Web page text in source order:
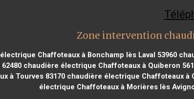
Zone intervention
Chaffoteaux à Bonchamp lès Laval 53960
chaudière électrique Chaffoteaux à Quiberon
à Tourves 83170 chaudière électrique Chaffoteaux à
électrique Chaffoteaux à Morières lès